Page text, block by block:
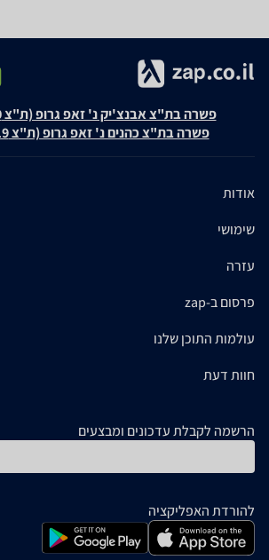
פשרה בת"צ אבנצ'יק נ' זאפ גרופ (ת"צ 23008-08-20)
פשרה בת"צ כהנים נ' זאפ גרופ (ת"צ 60371-12-19)
אודות
שימושי
עזרה
פרסום ב-zap
עולמות התוכן שלנו
חוות דעת
הרשמה לקבלת עדכונים ומבצעים
להורדת האפליקציה